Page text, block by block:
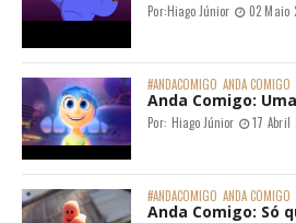
Por:Hiago Júnior 02 Maio
#ANDACOMIGO ANDA COMIGO
Anda Comigo:
Por: Hiago Júnior 17 Abril
#ANDACOMIGO ANDA COMIGO
Anda Comigo: Só